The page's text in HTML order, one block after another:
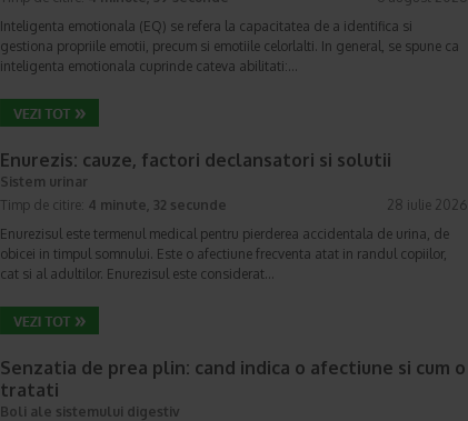
Inteligenta emotionala (EQ) se refera la capacitatea de a identifica si
gestiona propriile emotii, precum si emotiile celorlalti. In general, se spune ca
inteligenta emotionala cuprinde cateva abilitati:…
Enurezis: cauze, factori declansatori si solutii
Sistem urinar
Timp de citire: 4 minute, 32 secunde
28 iulie 2026
Enurezisul este termenul medical pentru pierderea accidentala de urina, de
obicei in timpul somnului. Este o afectiune frecventa atat in randul copiilor,
cat si al adultilor. Enurezisul este considerat…
Senzatia de prea plin: cand indica o afectiune si cum o
tratati
Boli ale sistemului digestiv